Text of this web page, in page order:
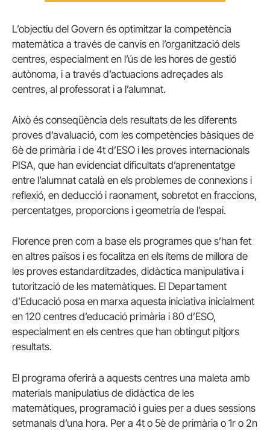
L’objectiu del Govern és optimitzar la competència
matemàtica a través de canvis en l’organització dels
centres, especialment en l’ús de les hores de gestió
autònoma, i a través d’actuacions adreçades als
centres, al professorat i a l’alumnat.
Això és conseqüència dels resultats de les diferents
proves d’avaluació, com les competències bàsiques de
6è de primària i de 4t d’ESO i les proves internacionals
PISA, que han evidenciat dificultats d’aprenentatge
entre l’alumnat català en els problemes de connexions i
reflexió, en deducció i raonament, sobretot en fraccions,
percentatges, proporcions i geometria de l’espai.
Florence pren com a base els programes que s’han fet
en altres països i es focalitza en els ítems de millora de
les proves estandarditzades, didàctica manipulativa i
tutorització de les matemàtiques. El Departament
d’Educació posa en marxa aquesta iniciativa inicialment
en 120 centres d’educació primària i 80 d’ESO,
especialment en els centres que han obtingut pitjors
resultats.
El programa oferirà a aquests centres una maleta amb
materials manipulatius de didàctica de les
matemàtiques, programació i guies per a dues sessions
setmanals d’una hora. Per a 4t o 5è de primària o 1r o 2n